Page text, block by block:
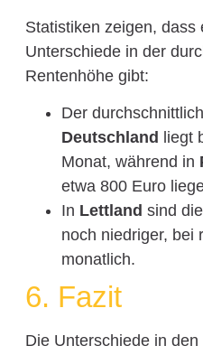
Statistiken zeigen, dass
Unterschiede in der
Rentenhöhe gibt:
Der
Deutschland
liegt
Monat, während in
etwa 800 Euro
In Lettland sind
noch niedriger, bei
monatlich.
6. Fazit
Die Unterschiede in